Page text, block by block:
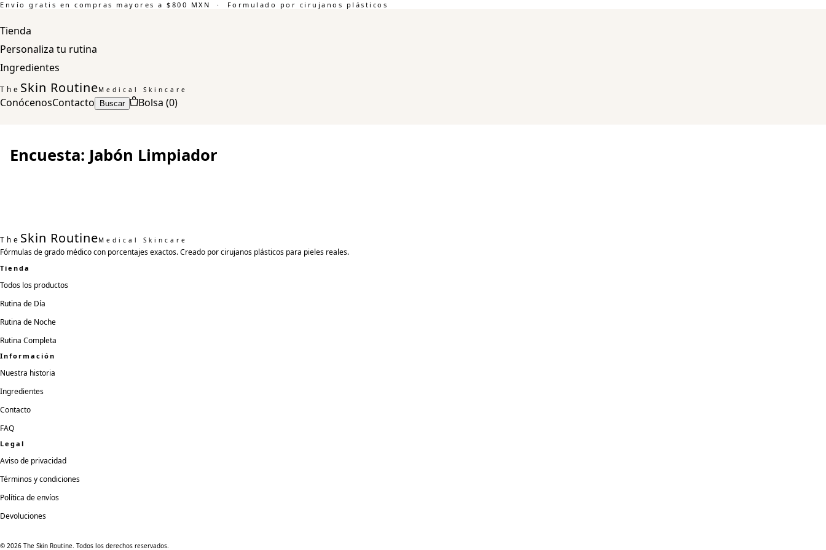
Envío gratis en compras mayores a $800 MXN · Formulado por cirujanos plásticos
Tienda
Personaliza tu rutina
Ingredientes
The Skin RoutineMedical Skincare
ConócenosContacto Buscar Bolsa (0)
Encuesta: Jabón Limpiador
The Skin RoutineMedical Skincare
Fórmulas de grado médico con porcentajes exactos. Creado por cirujanos plásticos para pieles reales.
Tienda
Todos los productos
Rutina de Día
Rutina de Noche
Rutina Completa
Información
Nuestra historia
Ingredientes
Contacto
FAQ
Legal
Aviso de privacidad
Términos y condiciones
Política de envíos
Devoluciones
© 2026 The Skin Routine. Todos los derechos reservados.